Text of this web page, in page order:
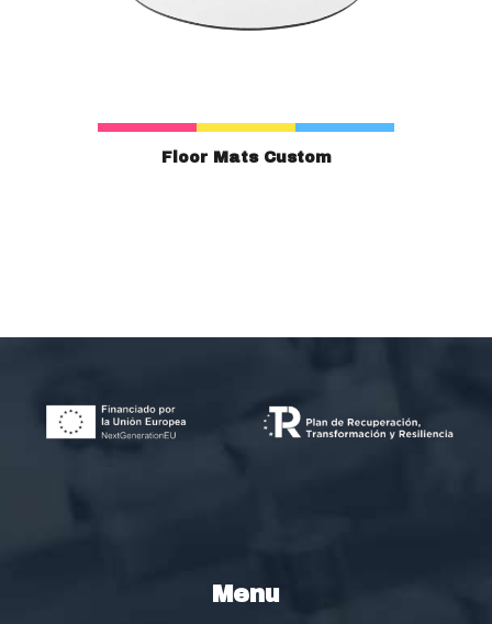
Floor Mats Custom
Menu